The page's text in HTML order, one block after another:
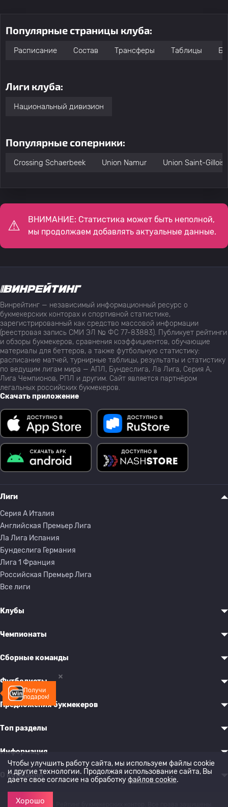
Популярные страницы клуба:
Расписание Состав Трансферы Таблицы
Лиги клуба:
Национальный дивизион
Популярные соперники:
Crossing Schaerbeek Union Namur Union Saint-
ВНИМАНИЕ: Статистика может быть неполной,
мы продолжаем добавлять актуальные данные.
Получи
подарок!
Винрейтинг — независимый информационный ресурс о
букмекерских конторах и спортивной статистике,
зарегистрированный как средство массовой информации
(реестровая запись СМИ ЭЛ № ФС 77-83883). Публикует рейтинги
и обзоры букмекеров, сравнения коэффициентов, обучающие
материалы для беттеров, а также футбольную статистику:
расписание матчей, турнирные таблицы, результаты и статистику
по ведущим лигам мира — АПЛ, Бундеслига, Ла Лига, Серия А,
Лига Чемпионов, РПЛ и другим. Сайт является партнёром
легальных российских букмекеров.
Скачать приложение
Лиги
Серия A Италия
Английская Премьер Лига
Ла Лига Испания
Бундеслига Германия
Лига 1 Франция
Российская Премьер Лига
Все лиги
Клубы
Чемпионаты
Сборные команды
Футболисты
Предложения букмекеров
Топ разделы
Информация
О компании
© 2022-2026 Рейтинг букмекерских контор. Все права защищены.
Чтобы улучшить работу сайта, мы используем файлы cookie
и другие технологии. Продолжая использование сайта, Вы
даете свое согласие на обработкуфайлов cookie.
Хорошо